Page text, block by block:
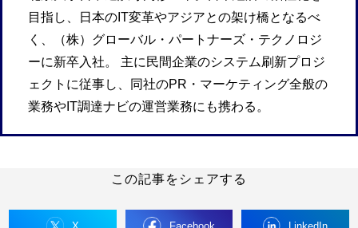
目指し、日本のIT変革やアジアとの架け橋となるべ
く、（株）グローバル・パートナーズ・テクノロジ
ーに新卒入社。 主に民間企業のシステム刷新プロジ
ェクトに従事し、同社のPR・マーケティング全般の
業務やIT調達ナビの運営業務にも携わる。
この記事をシェアする